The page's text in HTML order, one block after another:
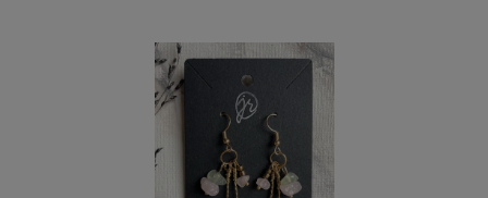
POSTITUSMAKSU LISÄTÄÄN LOPPUSUMMAAN KASSALLA
(ajantasainen postitusmaksun hinta etusivulla).